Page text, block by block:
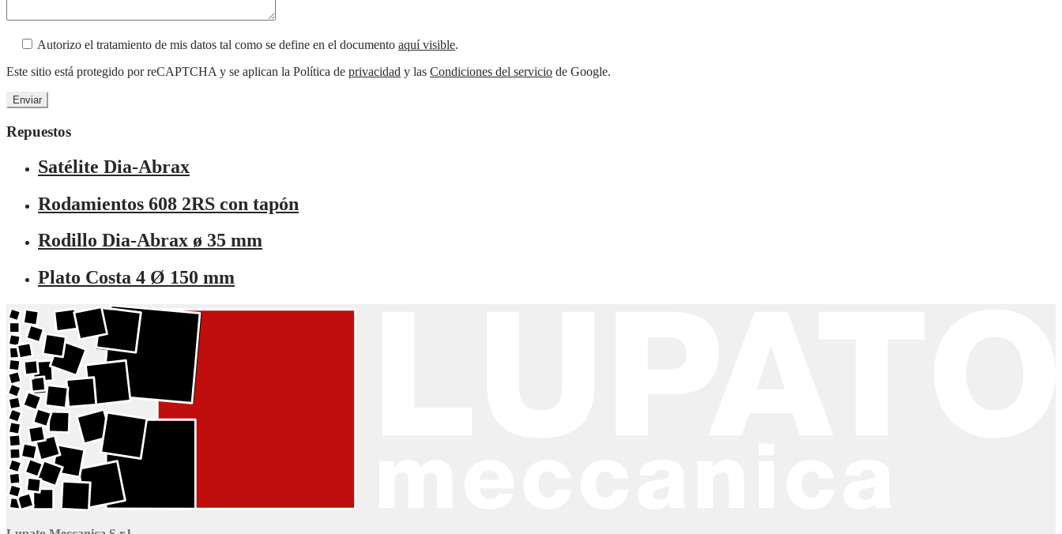
Autorizo el tratamiento de mis datos tal como se define en el documento aquí visible.
Este sitio está protegido por reCAPTCHA y se aplican la Política de privacidad y las Condiciones del servicio de Google.
Repuestos
Satélite Dia-Abrax
Rodamientos 608 2RS con tapón
Rodillo Dia-Abrax ø 35 mm
Plato Costa 4 Ø 150 mm